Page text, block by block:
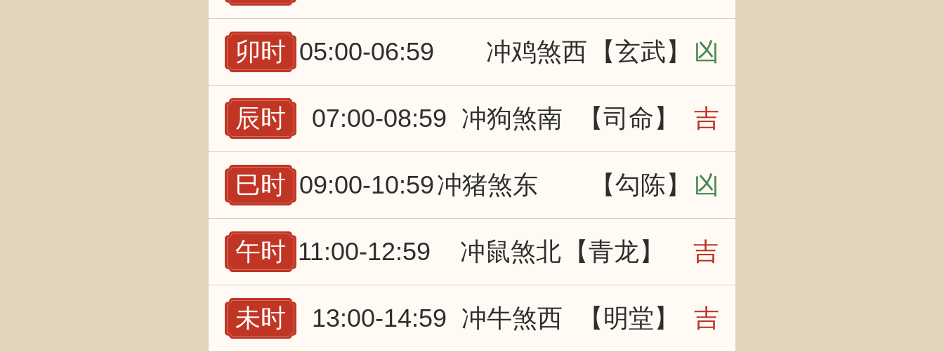
卯时 05:00-06:59 冲鸡煞西 【玄武】 凶
辰时 07:00-08:59 冲狗煞南 【司命】 吉
巳时 09:00-10:59冲猪煞东 【勾陈】 凶
午时 11:00-12:59 冲鼠煞北 【青龙】 吉
未时 13:00-14:59 冲牛煞西 【明堂】 吉